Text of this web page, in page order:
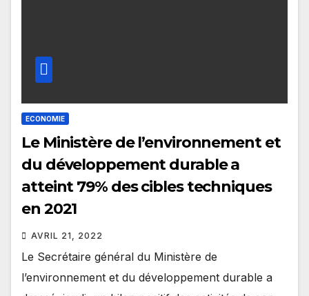
ECONOMIE
Le Ministère de l’environnement et
du développement durable a
atteint 79% des cibles techniques
en 2021
AVRIL 21, 2022
Le Secrétaire général du Ministère de
l’environnement et du développement durable a